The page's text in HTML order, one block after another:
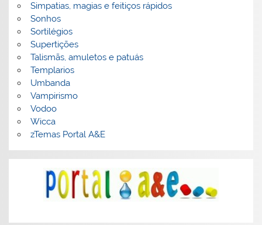
Simpatias, magias e feitiços rápidos
Sonhos
Sortilégios
Supertições
Talismãs, amuletos e patuás
Templarios
Umbanda
Vampirismo
Vodoo
Wicca
zTemas Portal A&E